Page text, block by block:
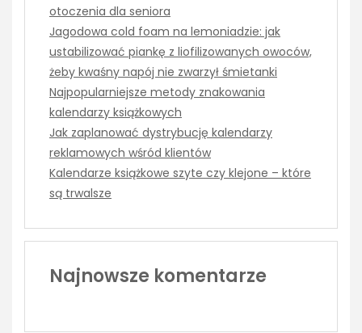
otoczenia dla seniora
Jagodowa cold foam na lemoniadzie: jak
ustabilizować piankę z liofilizowanych owoców,
żeby kwaśny napój nie zwarzył śmietanki
Najpopularniejsze metody znakowania
kalendarzy książkowych
Jak zaplanować dystrybucję kalendarzy
reklamowych wśród klientów
Kalendarze książkowe szyte czy klejone – które
są trwalsze
Najnowsze komentarze